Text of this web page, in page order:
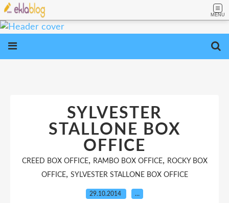
MENU
SYLVESTER
STALLONE BOX
OFFICE
CREED BOX OFFICE, RAMBO BOX OFFICE, ROCKY BOX
OFFICE, SYLVESTER STALLONE BOX OFFICE
29.10.2014 …